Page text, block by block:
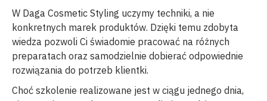
W Daga Cosmetic Styling uczymy techniki, a nie
konkretnych marek produktów. Dzięki temu zdobyta
wiedza pozwoli Ci świadomie pracować na różnych
preparatach oraz samodzielnie dobierać odpowiednie
rozwiązania do potrzeb klientki.
Choć szkolenie realizowane jest w ciągu jednego dnia,